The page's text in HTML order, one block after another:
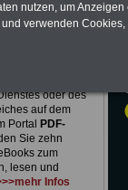
nur 15 Euro
oder des
auf dem
Portal PDF-
Sie zehn
zum
lesen und
Infos
nutzen, um
verwenden